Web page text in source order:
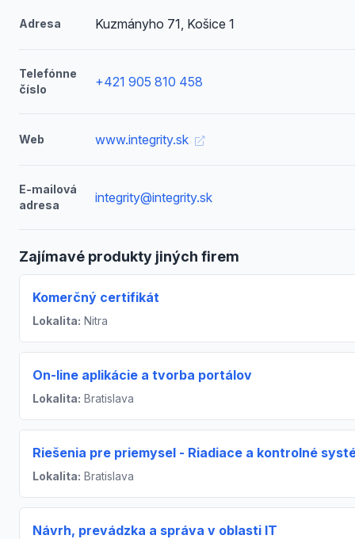
Adresa Kuzmányho 71, Košice 1
Telefónne
číslo
+421 905 810 458
Web www.integrity.sk
E-mailová
adresa
integrity@integrity.sk
Zajímavé produkty jiných firem
Komerčný certifikát
Lokalita: Nitra
On-line aplikácie a tvorba portálov
Lokalita: Bratislava
Riešenia pre priemysel - Riadiace a kontrolné
Lokalita: Bratislava
Návrh, prevádzka a správa v oblasti IT